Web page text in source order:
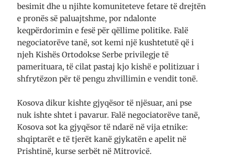
besimit dhe u njihte komuniteteve fetare të drejtën
e pronës së paluajtshme, por ndalonte
keqpërdorimin e fesë për qëllime politike. Falë
negociatorëve tanë, sot kemi një kushtetutë që i
njeh Kishës Ortodokse Serbe privilegje të
pamerituara, të cilat pastaj kjo kishë e politizuar i
shfrytëzon për të pengu zhvillimin e vendit tonë.
Kosova dikur kishte gjyqësor të njësuar, ani pse
nuk ishte shtet i pavarur. Falë negociatorëve tanë,
Kosova sot ka gjyqësor të ndarë në vija etnike:
shqiptarët e të tjerët kanë gjykatën e apelit në
Prishtinë, kurse serbët në Mitrovicë.